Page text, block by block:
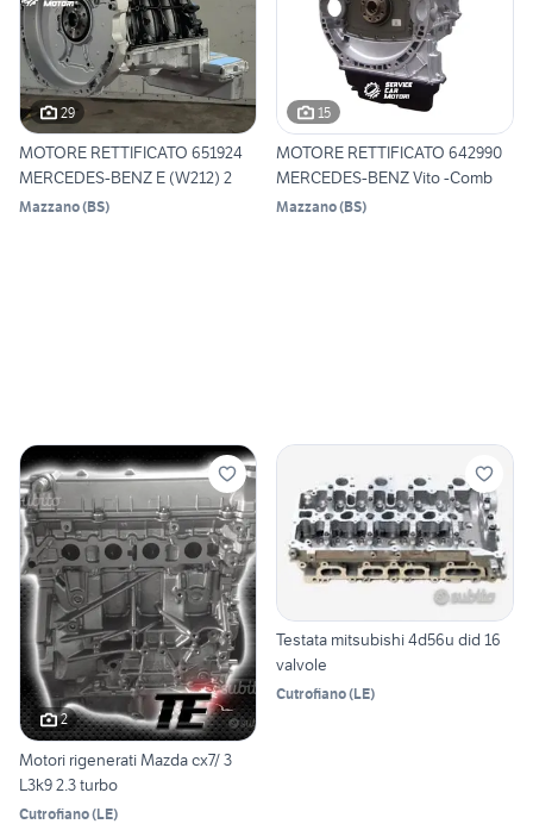
29
MOTORE RETTIFICATO 651924
MERCEDES-BENZ E (W212) 2
Mazzano(BS)
15
MOTORE RETTIFICATO 642990
MERCEDES-BENZ Vito -Comb
Mazzano(BS)
2
Motori rigenerati Mazda cx7/ 3
L3k9 2.3 turbo
Cutrofiano(LE)
Testata mitsubishi 4d56u did 16
valvole
Cutrofiano(LE)